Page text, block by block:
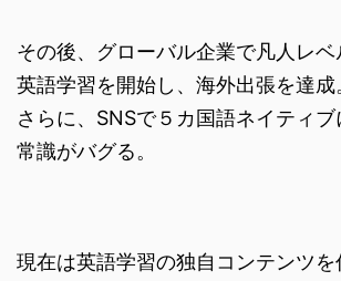
その後、グローバル企業で凡人レベ
英語学習を開始し、海外出張を達成
さらに、SNSで５カ国語ネイティブ
常識がバグる。
現在は英語学習の独自コンテンツを